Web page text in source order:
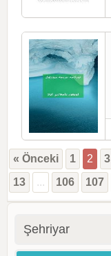
« Önceki 1 2 3
13
... 106 107
Şehriyar